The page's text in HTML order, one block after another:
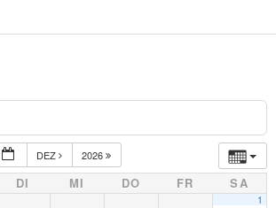
DEZ 2026
DI MI DO FR SA
1